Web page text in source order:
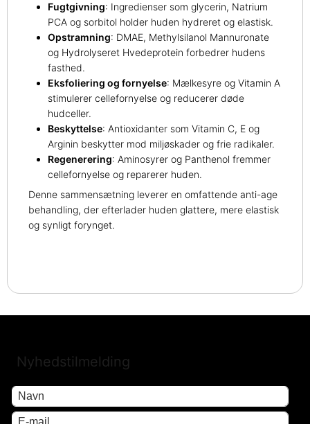
Fugtgivning: Ingredienser som glycerin, Natrium
PCA og sorbitol holder huden hydreret og elastisk.
Opstramning: DMAE, Methylsilanol Mannuronate
og Hydrolyseret Hvedeprotein forbedrer hudens
fasthed.
Eksfoliering og fornyelse: Mælkesyre og Vitamin A
stimulerer cellefornyelse og reducerer døde
hudceller.
Beskyttelse: Antioxidanter som Vitamin C, E og
Arginin beskytter mod miljøskader og frie radikaler.
Regenerering: Aminosyrer og Panthenol fremmer
cellefornyelse og reparerer huden.
Denne sammensætning leverer en omfattende anti-age
behandling, der efterlader huden glattere, mere elastisk
og synligt forynget.
Nyhedstilmelding